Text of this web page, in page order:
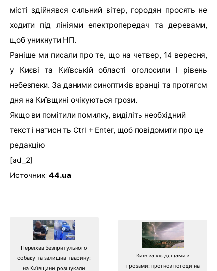
місті здійнявся сильний вітер, городян просять не
ходити під лініями електропередач та деревами,
щоб уникнути НП.
Раніше ми писали про те, що на четвер, 14 вересня,
у Києві та Київській області оголосили І рівень
небезпеки. За даними синоптиків вранці та протягом
дня на Київщині очікуються грози.
Якщо ви помітили помилку, виділіть необхідний
текст і натисніть Ctrl + Enter, щоб повідомити про це
редакцію
[ad_2]
Источник: 44.ua
Переїхав безпритульного
собаку та залишив тварину:
на Київщини розшукали
Київ заллє дощами з
грозами: прогноз погоди на